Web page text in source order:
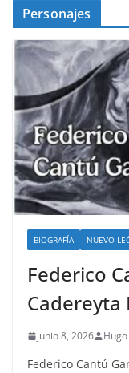
Personajes
BIOGRAFÍA NUEVO
Federico
Cadereyta
junio 8, 2026 Hugo
Federico Cantú